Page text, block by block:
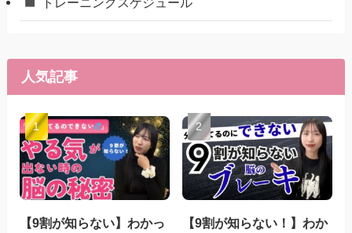
人気記事
【9割が知らない】わかっ
【9割が知らない！】わか